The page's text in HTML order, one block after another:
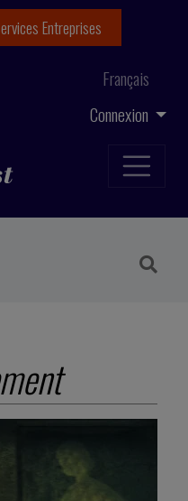
Connexion
Français
Entreprises